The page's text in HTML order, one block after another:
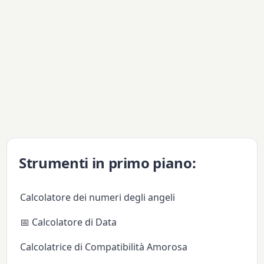
Strumenti in primo piano:
Calcolatore dei numeri degli angeli
📅 Calcolatore di Data
Calcolatrice di Compatibilità Amorosa